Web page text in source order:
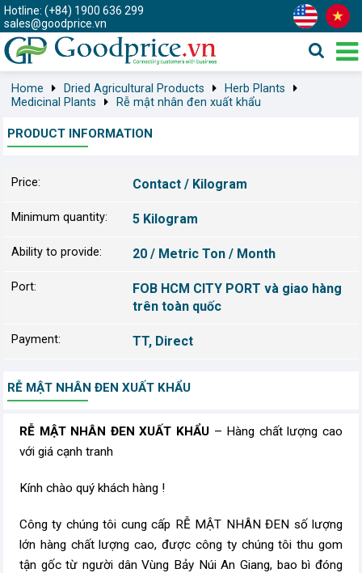
Hotline: (+84) 1900 636 299
sales@goodprice.vn
Home Dried Agricultural Products
Herb Plants
Medicinal Plants
Rễ mật nhân đen xuất khẩu
PRODUCT INFORMATION
Price: Contact / Kilogram
Minimum quantity: 5 Kilogram
Ability to provide: 20 / Metric Ton / Month
Port:
FOB HCM CITY PORT và giao hàng
trên toàn quốc
Payment: TT, Direct
RỄ MẬT NHÂN ĐEN XUẤT KHẨU
RỄ MẬT NHÂN ĐEN XUẤT KHẨU​​​​ – Hàng chất lượng cao
với giá cạnh tranh
Kính chào quý khách hàng !
Công ty chúng tôi cung cấp RỄ MẬT NHÂN ĐEN số lượng
lớn hàng chất lượng cao, được công ty chúng tôi thu gom
tận gốc từ người dân Vùng Bảy Núi An Giang, bao bì đóng